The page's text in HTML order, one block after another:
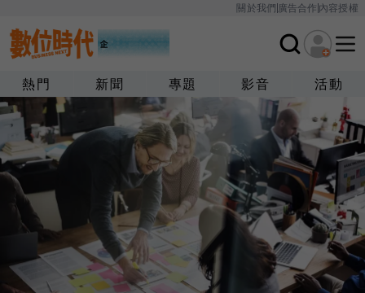
關於我們廣告合作內容授權
熱門 新聞 專題 影音 活動